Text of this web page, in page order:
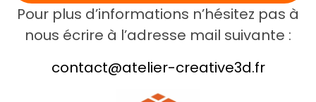
Pour plus d’informations n’hésitez pas à
nous écrire à l’adresse mail suivante :
contact@atelier-creative3d.fr